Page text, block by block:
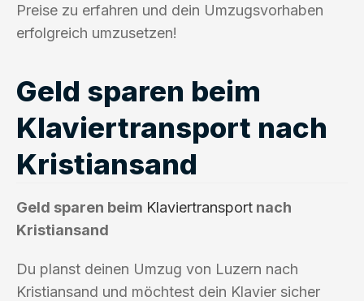
Preise zu erfahren und dein Umzugsvorhaben
erfolgreich umzusetzen!
Geld sparen beim
Klaviertransport nach
Kristiansand
Geld sparen beim Klaviertransport nach
Kristiansand
Du planst deinen Umzug von Luzern nach
Kristiansand und möchtest dein Klavier sicher